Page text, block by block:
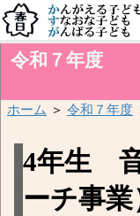
令和７年度
ホーム ＞ 令和７年度
4年生
ーチ事業